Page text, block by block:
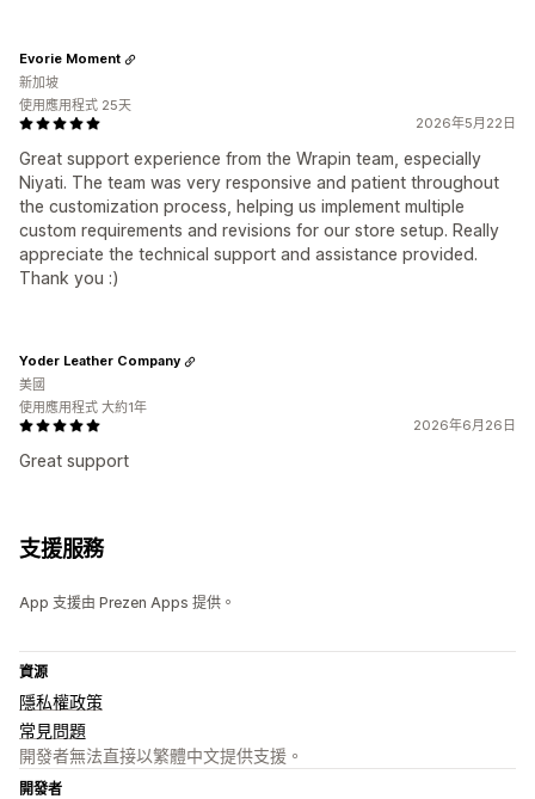
2026年5月22日
Great support experience from the Wrapin team, especially
Niyati. The team was very responsive and patient throughout
the customization process, helping us implement multiple
custom requirements and revisions for our store setup. Really
appreciate the technical support and assistance provided.
Thank you :)
Evorie Moment
新加坡
使用應用程式 25天
2026年6月26日
Great support
Yoder Leather Company
美國
使用應用程式 大約1年
支援服務
App 支援由 Prezen Apps 提供。
資源
隱私權政策
常見問題
開發者無法直接以繁體中文提供支援。
開發者